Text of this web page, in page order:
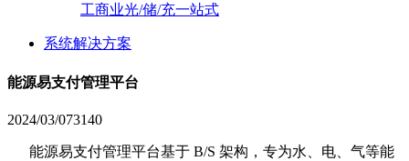
工商业光/储/充一站式
系统解决方案
能源易支付管理平台
2024/03/073140
能源易支付管理平台基于 B/S 架构，专为水、电、气等能